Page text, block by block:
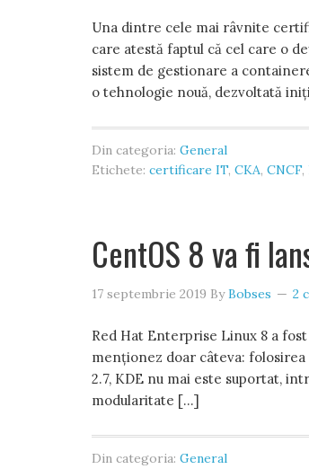
Una dintre cele mai râvnite
care atestă faptul că cel care o
sistem de gestionare a
o tehnologie nouă, dezvoltată
Din categoria: General
Etichete: certificare IT, CKA, CNCF,
CentOS 8 va fi
17 septembrie 2019 ByBobses 2
Red Hat Enterprise Linux 8 a
menționez doar câteva:
2.7, KDE nu mai este suportat,
modularitate […]
Din categoria: General